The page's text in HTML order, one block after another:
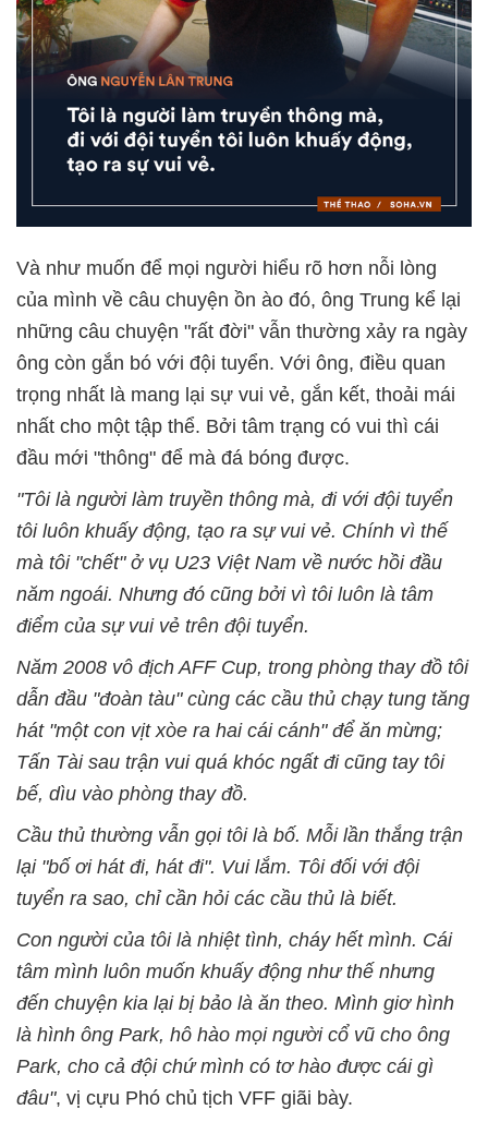
Và như muốn để mọi người hiểu rõ hơn nỗi lòng
của mình về câu chuyện ồn ào đó, ông Trung kể lại
những câu chuyện "rất đời" vẫn thường xảy ra ngày
ông còn gắn bó với đội tuyển. Với ông, điều quan
trọng nhất là mang lại sự vui vẻ, gắn kết, thoải mái
nhất cho một tập thể. Bởi tâm trạng có vui thì cái
đầu mới "thông" để mà đá bóng được.
"Tôi là người làm truyền thông mà, đi với đội tuyển
tôi luôn khuấy động, tạo ra sự vui vẻ. Chính vì thế
mà tôi "chết" ở vụ U23 Việt Nam về nước hồi đầu
năm ngoái. Nhưng đó cũng bởi vì tôi luôn là tâm
điểm của sự vui vẻ trên đội tuyển.
Năm 2008 vô địch AFF Cup, trong phòng thay đồ tôi
dẫn đầu "đoàn tàu" cùng các cầu thủ chạy tung tăng
hát "một con vịt xòe ra hai cái cánh" để ăn mừng;
Tấn Tài sau trận vui quá khóc ngất đi cũng tay tôi
bế, dìu vào phòng thay đồ.
Cầu thủ thường vẫn gọi tôi là bố. Mỗi lần thắng trận
lại "bố ơi hát đi, hát đi". Vui lắm. Tôi đối với đội
tuyển ra sao, chỉ cần hỏi các cầu thủ là biết.
Con người của tôi là nhiệt tình, cháy hết mình. Cái
tâm mình luôn muốn khuấy động như thế nhưng
đến chuyện kia lại bị bảo là ăn theo. Mình giơ hình
là hình ông Park, hô hào mọi người cổ vũ cho ông
Park, cho cả đội chứ mình có tơ hào được cái gì
đâu", vị cựu Phó chủ tịch VFF giãi bày.